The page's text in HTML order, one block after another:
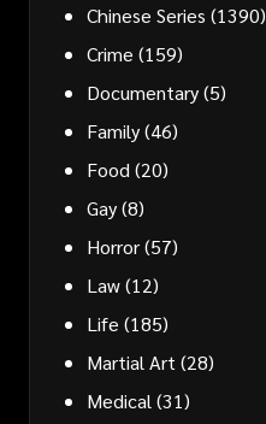
Chinese Series (1390)
Crime (159)
Documentary(5)
Family(46)
Food (20)
Gay(8)
Horror(57)
Law(12)
Life (185)
Martial Art (28)
Medical (31)